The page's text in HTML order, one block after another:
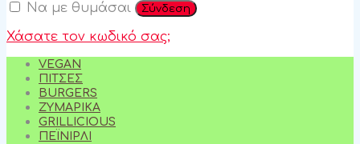
Να με θυμάσαι Σύνδεση
Χάσατε τον κωδικό σας;
VEGAN
ΠΊΤΣΕΣ
BURGERS
ΖΥΜΑΡΙΚΆ
GRILLICIOUS
ΠΕΪΝΙΡΛΊ